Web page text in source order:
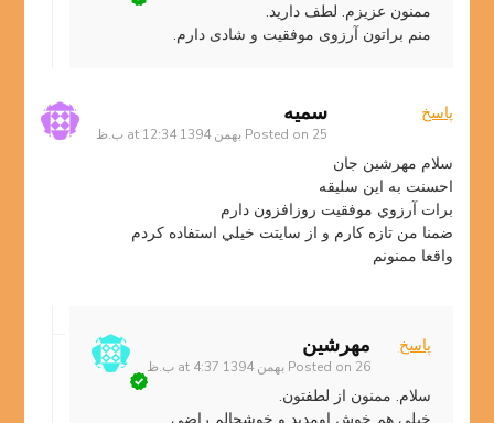
ممنون عزیزم. لطف دارید.
منم براتون آرزوی موفقیت و شادی دارم.
سميه
Posted on 25 بهمن 1394 at 12:34 ب.ظ
پاسخ
سلام مهرشين جان
احسنت به اين سليقه
برات آرزوي موفقيت روزافزون دارم
ضمنا من تازه كارم و از سايتت خيلي استفاده كردم
واقعا ممنونم
مهرشین
Posted on 26 بهمن 1394 at 4:37 ب.ظ
پاسخ
سلام. ممنون از لطفتون.